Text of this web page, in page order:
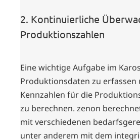
2. Kontinuierliche
Produktionszahlen
Eine wichtige Aufgabe im
Produktionsdaten zu erfassen
Kennzahlen für die
zu berechnen. zenon
mit verschiedenen
unter anderem mit dem